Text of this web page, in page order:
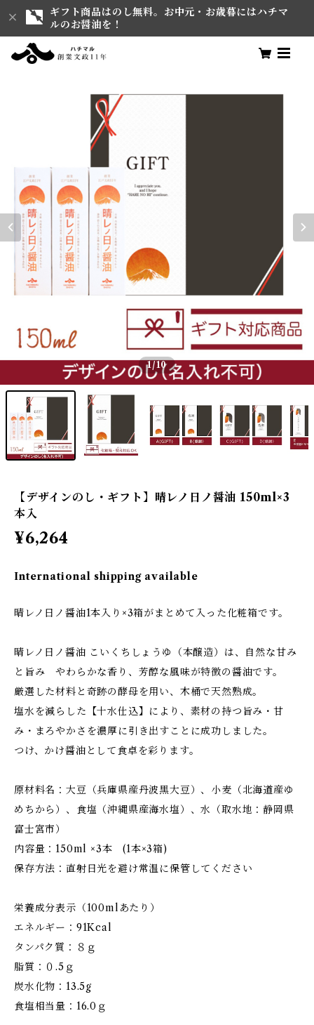
ギフト商品はのし無料。お中元・お歳暮にはハチマ
ルのお醤油を！
1/10
【デザインのし・ギフト】晴レノ日ノ醤油 150ml×3
本入
¥6,264
International shipping available
晴レノ日ノ醤油1本入り×3箱がまとめて入った化粧箱です。
晴レノ日ノ醤油 こいくちしょうゆ（本醸造）は、自然な甘み
と旨み やわらかな香り、芳醇な風味が特徴の醤油です。
厳選した材料と奇跡の酵母を用い、木桶で天然熟成。
塩水を減らした【十水仕込】により、素材の持つ旨み・甘
み・まろやかさを濃厚に引き出すことに成功しました。
つけ、かけ醤油として食卓を彩ります。
原材料名：大豆（兵庫県産丹波黒大豆）、小麦（北海道産ゆ
めちから）、食塩（沖縄県産海水塩）、水（取水地：静岡県
富士宮市）
内容量：150ml ×3本 (1本×3箱)
保存方法：直射日光を避け常温に保管してください
栄養成分表示（100mlあたり）
エネルギー：91Kcal
タンパク質：８ｇ
脂質：０.5ｇ
炭水化物：13.5g
食塩相当量：16.0ｇ